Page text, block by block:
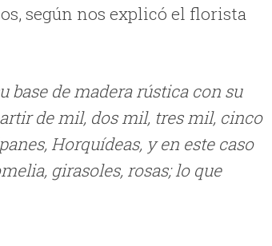
según nos explicó el florista
base de madera rústica con su
de mil, dos mil, tres mil, cinco
Horquídeas, y en este caso
girasoles, rosas; lo que